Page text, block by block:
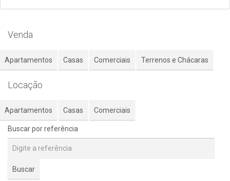
Venda
Apartamentos Casas Comerciais Terrenos e Chácaras
Locação
Apartamentos Casas Comerciais
Buscar por referência
Buscar